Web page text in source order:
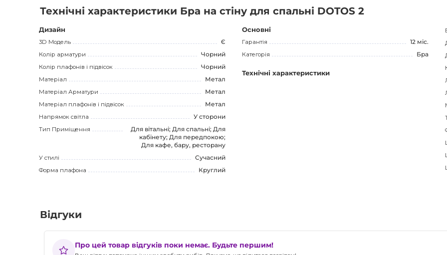
Технічні характеристики Бра на стіну для спальні DOTOS 2
Дизайн
3D Модель
Є
Колір арматури
Чорний
Колір плафонів і підвісок
Чорний
Матеріал
Метал
Матеріал Арматури
Метал
Матеріал плафонів і підвісок
Метал
Напрямок світла
У сторони
Тип Приміщення
Для вітальні; Для спальні; Для
кабінету; Для передпокою;
Для кафе, бару, ресторану
У стилі
Сучасний
Форма плафона
Круглий
Основні
Гарантія
12 міс.
Категорія
Бра
Технічні характеристики
Відгуки
Про цей товар відгуків поки немає. Будьте першим!